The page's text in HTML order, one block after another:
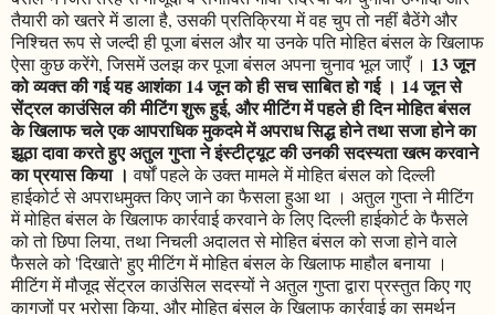
तैयारी को खतरे में डाला है, उसकी प्रतिक्रिया में वह चुप तो नहीं बैठेंगे और
निश्चित रूप से जल्दी ही पूजा बंसल और या उनके पति मोहित बंसल के खिलाफ
ऐसा कुछ करेंगे, जिसमें उलझ कर पूजा बंसल अपना चुनाव भूल जाएँ । 13 जून
को व्यक्त की गई यह आशंका 14 जून को ही सच साबित हो गई । 14 जून से
सेंट्रल काउंसिल की मीटिंग शुरू हुई, और मीटिंग में पहले ही दिन मोहित बंसल
के खिलाफ चले एक आपराधिक मुकदमे में अपराध सिद्ध होने तथा सजा होने का
झूठा दावा करते हुए अतुल गुप्ता ने इंस्टीट्यूट की उनकी सदस्यता खत्म करवाने
का प्रयास किया । वर्षों पहले के उक्त मामले में मोहित बंसल को दिल्ली
हाईकोर्ट से अपराधमुक्त किए जाने का फैसला हुआ था । अतुल गुप्ता ने मीटिंग
में मोहित बंसल के खिलाफ कार्रवाई करवाने के लिए दिल्ली हाईकोर्ट के फैसले
को तो छिपा लिया, तथा निचली अदालत से मोहित बंसल को सजा होने वाले
फैसले को 'दिखाते' हुए मीटिंग में मोहित बंसल के खिलाफ माहौल बनाया ।
मीटिंग में मौजूद सेंट्रल काउंसिल सदस्यों ने अतुल गुप्ता द्वारा प्रस्तुत किए गए
कागजों पर भरोसा किया, और मोहित बंसल के खिलाफ कार्रवाई का समर्थन